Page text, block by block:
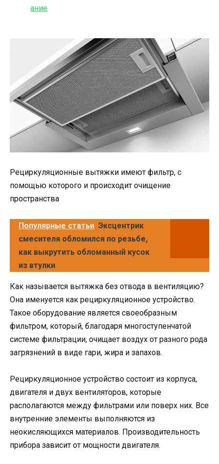
Рециркуляционные вытяжки имеют фильтр, с
помощью которого и происходит очищение
пространства
Популярные статьи Эксцентрик
смесителя обломился по резьбе,
как выкрутить обломанный кусок
из втулки
Как называется вытяжка без отвода в вентиляцию?
Она именуется как рециркуляционное устройство.
Такое оборудование является своеобразным
фильтром, который, благодаря многоступенчатой
системе фильтрации, очищает воздух от разного рода
загрязнений в виде гари, жира и запахов.
Рециркуляционное устройство состоит из корпуса,
двигателя и двух вентиляторов, которые
располагаются между фильтрами или поверх них. Все
внутренние элементы выполняются из
неокисляющихся материалов. Производительность
прибора зависит от мощности двигателя.